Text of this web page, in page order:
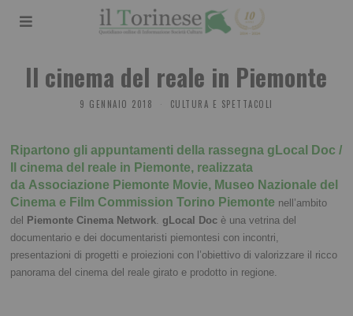
Il cinema del reale in Piemonte
9 GENNAIO 2018 CULTURA E SPETTACOLI
Ripartono gli appuntamenti della rassegna gLocal Doc /
Il cinema del reale in Piemonte, realizzata
da Associazione Piemonte Movie, Museo Nazionale del
Cinema e Film Commission Torino Piemonte nell’ambito
del
Piemonte Cinema Network.gLocal Docè una vetrina del
documentario e dei documentaristi piemontesi con incontri,
presentazioni di progetti e proiezioni con l’obiettivo di valorizzare il ricco
panorama del cinema del reale girato e prodotto in regione.